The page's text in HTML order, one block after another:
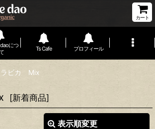
カート
につ
Ts Cafe プロフィール
ラビカ Mix
[新着商品]
表示順変更